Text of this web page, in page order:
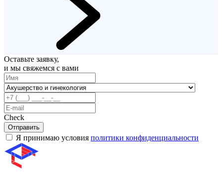
Оставьте заявку,
и мы свяжемся с вами
Check
Отправить
Я принимаю условия политики конфиденциальности